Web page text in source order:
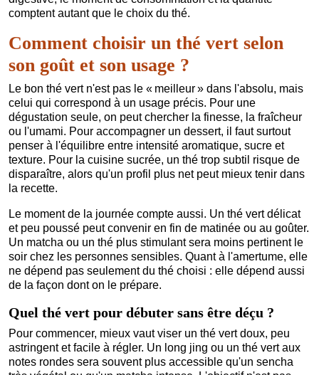
comptent autant que le choix du thé.
Comment choisir un thé vert selon
son goût et son usage ?
Le bon thé vert n'est pas le « meilleur » dans l'absolu, mais
celui qui correspond à un usage précis. Pour une
dégustation seule, on peut chercher la finesse, la fraîcheur
ou l'umami. Pour accompagner un dessert, il faut surtout
penser à l'équilibre entre intensité aromatique, sucre et
texture. Pour la cuisine sucrée, un thé trop subtil risque de
disparaître, alors qu'un profil plus net peut mieux tenir dans
la recette.
Le moment de la journée compte aussi. Un thé vert délicat
et peu poussé peut convenir en fin de matinée ou au goûter.
Un matcha ou un thé plus stimulant sera moins pertinent le
soir chez les personnes sensibles. Quant à l'amertume, elle
ne dépend pas seulement du thé choisi : elle dépend aussi
de la façon dont on le prépare.
Quel thé vert pour débuter sans être déçu ?
Pour commencer, mieux vaut viser un thé vert doux, peu
astringent et facile à régler. Un long jing ou un thé vert aux
notes rondes sera souvent plus accessible qu'un sencha